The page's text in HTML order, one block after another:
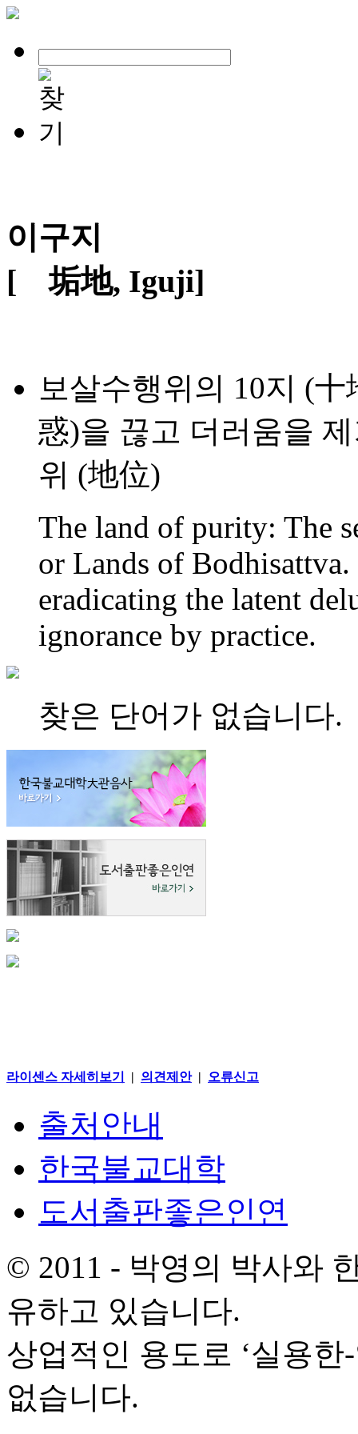
이구지
[離垢地, Iguji]
보살수행위의 10지 (
惑)을 끊고 더러움을
위 (地位)
The land of purity: The
or Lands of
eradicating the latent
ignorance by practice.
찾은 단어가 없습니다.
라이센스 자세히보기 | 의견제안| 오류신고
출처안내
한국불교대학
도서출판좋은인연
© 2011 - 박영의 박사와
유하고 있습니다.
상업적인 용도로 ‘실용
없습니다.